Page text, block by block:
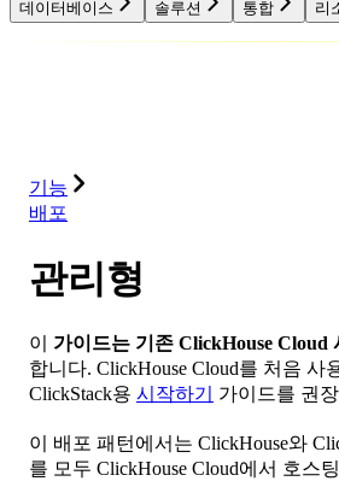
데이터베이스 솔루션 통합 리
기능
배포
관리형
이 가이드는 기존 ClickHouse Cloud
합니다. ClickHouse Cloud를 처음 사
ClickStack용 시작하기 가이드를 권
이 배포 패턴에서는 ClickHouse와
를 모두 ClickHouse Cloud에서 호스